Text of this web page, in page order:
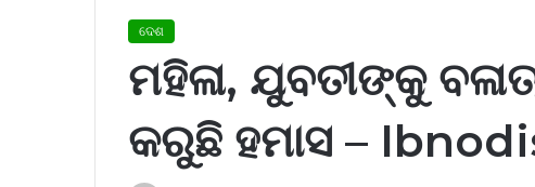
ଦେଶ
ମହିଳା, ଯୁବତୀଙ୍କୁ
କରୁଛି ହମାସ –